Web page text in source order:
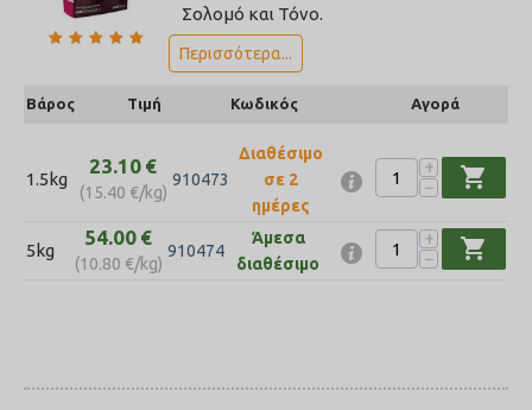
Σολομό και Τόνο.
Περισσότερα...
Βάρος Τιμή Κωδικός Αγορά
1.5kg
23.10 €
(15.40 €/kg)
910473
Διαθέσιμο
σε 2
ημέρες
+
−
shopping_cart
5kg
54.00 €
(10.80 €/kg)
910474
Άμεσα
διαθέσιμο
+
−
shopping_cart